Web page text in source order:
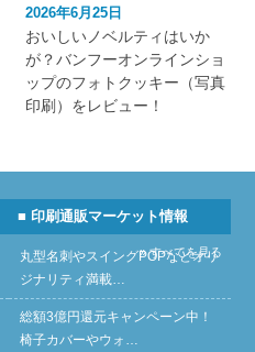
2026年6月25日
おいしいノベルティはいか
が？バンフーオンラインショ
ップのフォトクッキー（写真
印刷）をレビュー！
■ 印刷通販マーケット情報
» すべてを見る
丸型名刺やスイングPOPなどオリ
ジナリティ満載…
総額3億円還元キャンペーン中！
椅子カバーやウォ…